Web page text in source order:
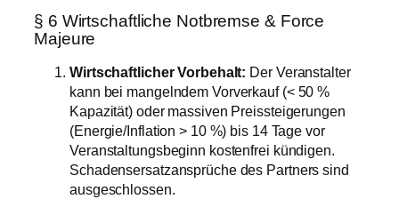
§ 6 Wirtschaftliche Notbremse & Force
Majeure
Wirtschaftlicher Vorbehalt: Der Veranstalter
kann bei mangelndem Vorverkauf (< 50 %
Kapazität) oder massiven Preissteigerungen
(Energie/Inflation > 10 %) bis 14 Tage vor
Veranstaltungsbeginn kostenfrei kündigen.
Schadensersatzansprüche des Partners sind
ausgeschlossen.